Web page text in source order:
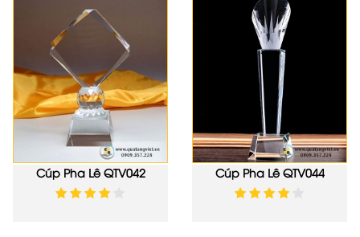
Cúp Pha Lê QTV042 Cúp Pha Lê QTV044